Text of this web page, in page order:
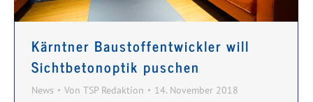
Kärntner Baustoffentwickler will
Sichtbetonoptik puschen
News Von TSP Redaktion 14. November 2018